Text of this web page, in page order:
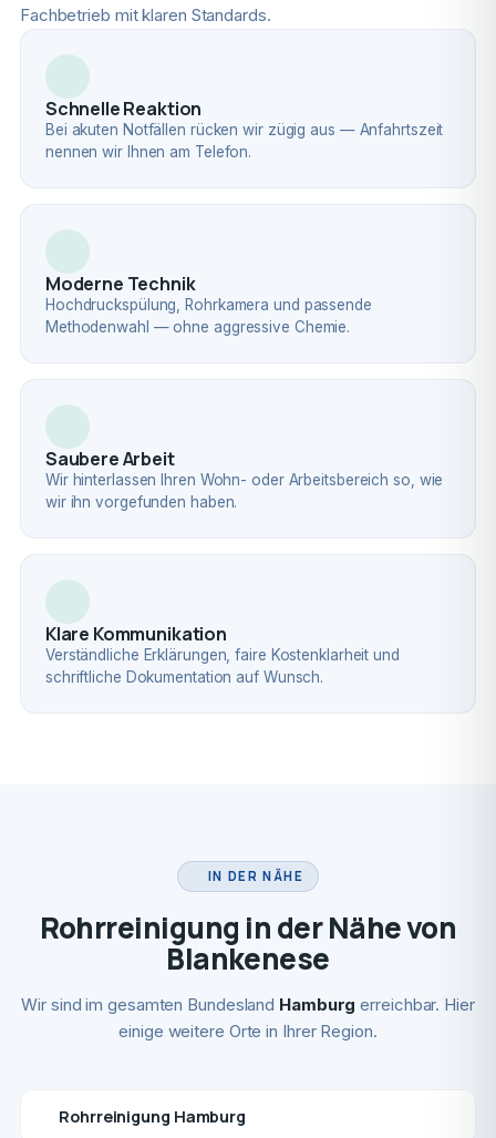
Fachbetrieb mit klaren Standards.
Schnelle Reaktion
Bei akuten Notfällen rücken wir zügig aus — Anfahrtszeit
nennen wir Ihnen am Telefon.
Moderne Technik
Hochdruckspülung, Rohrkamera und passende
Methodenwahl — ohne aggressive Chemie.
Saubere Arbeit
Wir hinterlassen Ihren Wohn- oder Arbeitsbereich so, wie
wir ihn vorgefunden haben.
Klare Kommunikation
Verständliche Erklärungen, faire Kostenklarheit und
schriftliche Dokumentation auf Wunsch.
IN DER NÄHE
Rohrreinigung in der Nähe von
Blankenese
Wir sind im gesamten Bundesland Hamburg erreichbar. Hier
einige weitere Orte in Ihrer Region.
Rohrreinigung Hamburg